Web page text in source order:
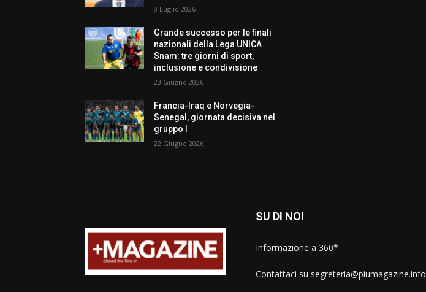
8 Luglio 2026
Grande successo per le finali
nazionali della Lega UNICA
Snam: tre giorni di sport,
inclusione e condivisione
23 Giugno 2026
Francia-Iraq e Norvegia-
Senegal, giornata decisiva nel
gruppo I
22 Giugno 2026
SU DI NOI
Informazione a 360*
Contattaci su segreteria@piumagazine.info